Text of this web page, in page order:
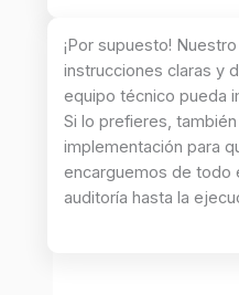
¡Por supuesto!
instrucciones claras y
equipo técnico pueda
Si lo prefieres,
implementación para
encarguemos de todo
auditoría hasta la